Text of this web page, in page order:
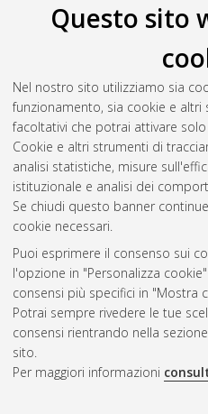
Questo sito
Nel nostro sito utilizziamo sia
funzionamento, sia cookie e
facoltativi che potrai attivare
Cookie e altri strumenti di
analisi statistiche, misure
istituzionale e analisi dei
Se chiudi questo banner
cookie necessari.
Puoi esprimere il consenso sui
l'opzione in "Personalizza
consensi più specifici in "Mostra
Potrai sempre rivedere le tue
consensi rientrando nella
sito.
Per maggiori informazioni
Vedi altre
Gestione del
Atom
Rss
AMS Acta
ISSN: 2038-7954
re3data.org -
doi.org/10.17616/
Servizio
Impostazioni